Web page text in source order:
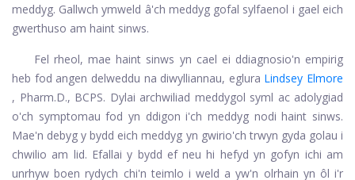
meddyg. Gallwch ymweld â'ch meddyg gofal sylfaenol i gael eich
gwerthuso am haint sinws.
Fel rheol, mae haint sinws yn cael ei ddiagnosio'n empirig
heb fod angen delweddu na diwylliannau, eglura Lindsey Elmore
, Pharm.D., BCPS. Dylai archwiliad meddygol syml ac adolygiad
o'ch symptomau fod yn ddigon i'ch meddyg nodi haint sinws.
Mae'n debyg y bydd eich meddyg yn gwirio'ch trwyn gyda golau i
chwilio am lid. Efallai y bydd ef neu hi hefyd yn gofyn ichi am
unrhyw boen rydych chi'n teimlo i weld a yw'n olrhain yn ôl i'r